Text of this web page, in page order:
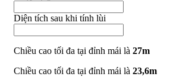
Diện tích sau khi tính lùi
Chiều cao tối đa tại đỉnh mái là 27m
Chiều cao tối đa tại đỉnh mái là 23,6m